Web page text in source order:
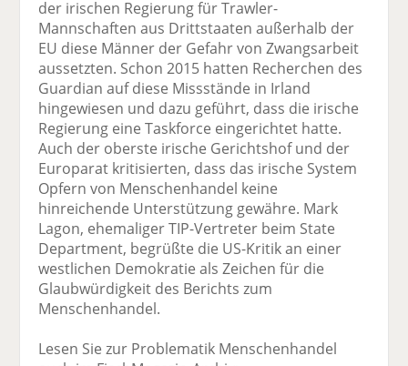
der irischen Regierung für Trawler-
Mannschaften aus Drittstaaten außerhalb der
EU diese Männer der Gefahr von Zwangsarbeit
aussetzten. Schon 2015 hatten Recherchen des
Guardian auf diese Missstände in Irland
hingewiesen und dazu geführt, dass die irische
Regierung eine Taskforce eingerichtet hatte.
Auch der oberste irische Gerichtshof und der
Europarat kritisierten, dass das irische System
Opfern von Menschenhandel keine
hinreichende Unterstützung gewähre. Mark
Lagon, ehemaliger TIP-Vertreter beim State
Department, begrüßte die US-Kritik an einer
westlichen Demokratie als Zeichen für die
Glaubwürdigkeit des Berichts zum
Menschenhandel.
Lesen Sie zur Problematik Menschenhandel